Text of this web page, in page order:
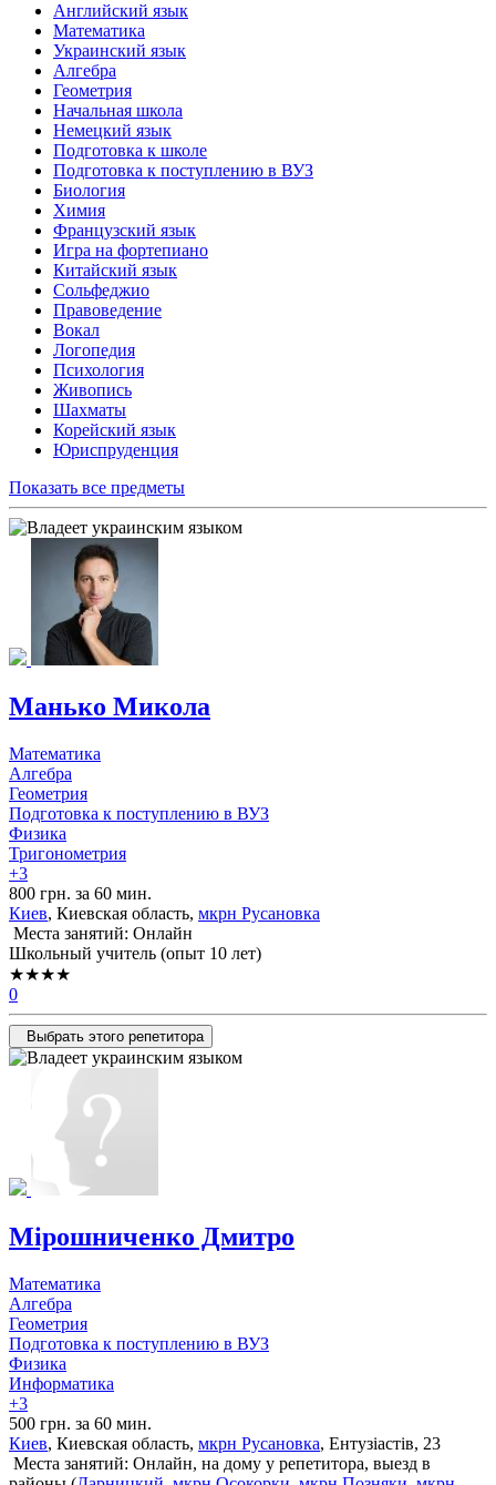
Английский язык
Математика
Украинский язык
Алгебра
Геометрия
Начальная школа
Немецкий язык
Подготовка к школе
Подготовка к поступлению в ВУЗ
Биология
Химия
Французский язык
Игра на фортепиано
Китайский язык
Сольфеджио
Правоведение
Вокал
Логопедия
Психология
Живопись
Шахматы
Корейский язык
Юриспруденция
Показать все предметы
Манько Микола
Математика
Алгебра
Геометрия
Подготовка к поступлению в ВУЗ
Физика
Тригонометрия
+3
800 грн. за 60 мин.
Киев, Киевская область, мкрн Русановка
Места занятий: Онлайн
Школьный учитель (опыт 10 лет)
★★★★
0
Выбрать этого репетитора
Мірошниченко Дмитро
Математика
Алгебра
Геометрия
Подготовка к поступлению в ВУЗ
Физика
Информатика
+3
500 грн. за 60 мин.
Киев, Киевская область, мкрн Русановка, Ентузіастів, 23
Места занятий: Онлайн, на дому у репетитора, выезд в